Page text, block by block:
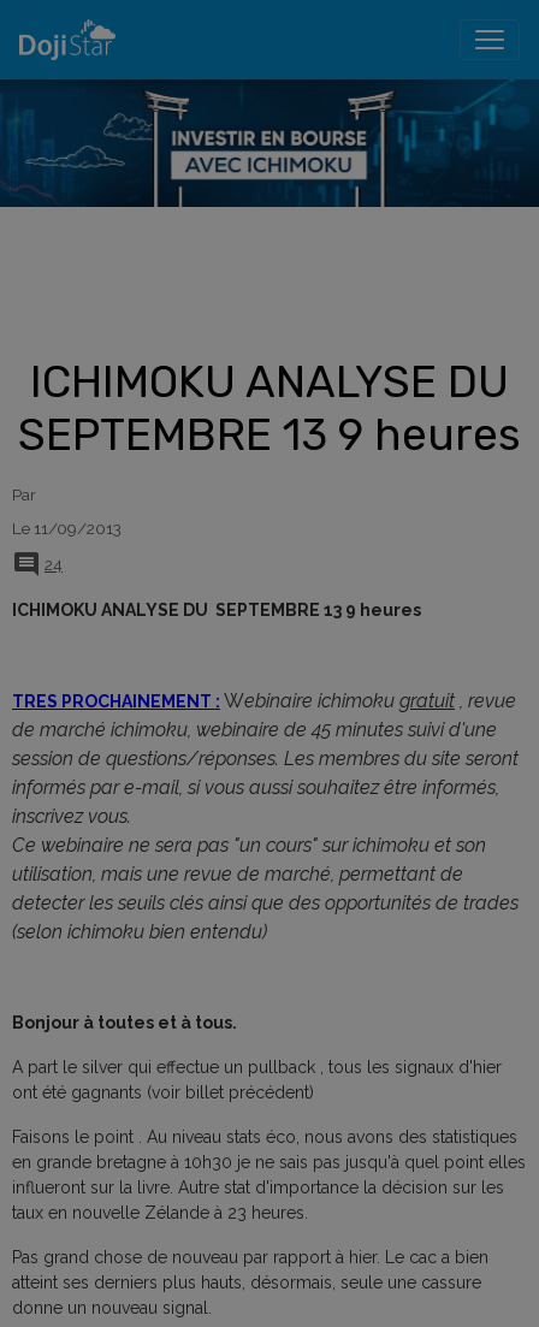
ICHIMOKU ANALYSE DU
SEPTEMBRE 13 9 heures
Par
Le 11/09/2013
24
ICHIMOKU ANALYSE DU SEPTEMBRE 13 9 heures
TRES PROCHAINEMENT : Webinaire ichimoku gratuit , revue
de marché ichimoku, webinaire de 45 minutes suivi d'une
session de questions/réponses. Les membres du site seront
informés par e-mail, si vous aussi souhaitez être informés,
inscrivez vous.
Ce webinaire ne sera pas "un cours" sur ichimoku et son
utilisation, mais une revue de marché, permettant de
detecter les seuils clés ainsi que des opportunités de trades
(selon ichimoku bien entendu)
Bonjour à toutes et à tous.
A part le silver qui effectue un pullback , tous les signaux d'hier
ont été gagnants (voir billet précédent)
Faisons le point . Au niveau stats éco, nous avons des statistiques
en grande bretagne à 10h30 je ne sais pas jusqu'à quel point elles
influeront sur la livre. Autre stat d'importance la décision sur les
taux en nouvelle Zélande à 23 heures.
Pas grand chose de nouveau par rapport à hier. Le cac a bien
atteint ses derniers plus hauts, désormais, seule une cassure
donne un nouveau signal.